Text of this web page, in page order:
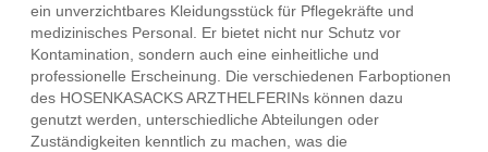
ein unverzichtbares Kleidungsstück für Pflegekräfte und
medizinisches Personal. Er bietet nicht nur Schutz vor
Kontamination, sondern auch eine einheitliche und
professionelle Erscheinung. Die verschiedenen Farboptionen
des HOSENKASACKS ARZTHELFERINs können dazu
genutzt werden, unterschiedliche Abteilungen oder
Zuständigkeiten kenntlich zu machen, was die